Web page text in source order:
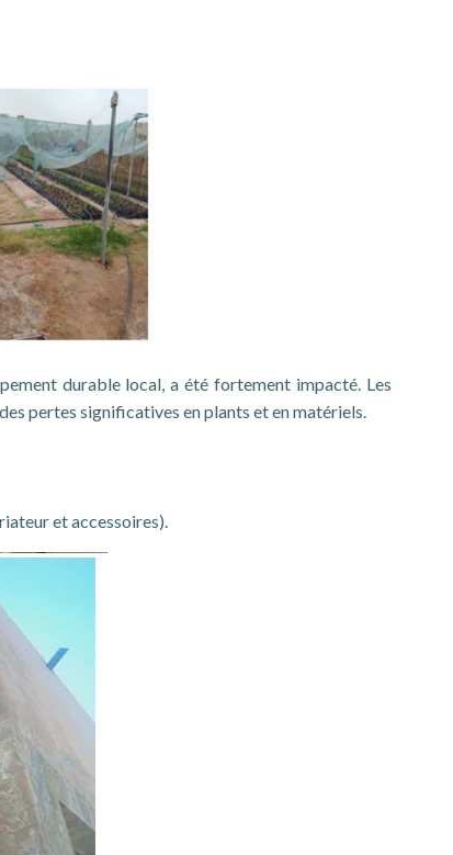
durable local, a été fortement impacté. Les
pertes significatives en plants et en matériels.
et accessoires).